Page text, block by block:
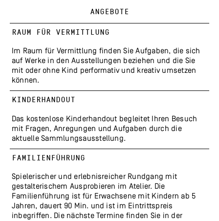
ANGEBOTE
RAUM FÜR VERMITTLUNG
Im Raum für Vermittlung finden Sie Aufgaben, die sich
auf Werke in den Ausstellungen beziehen und die Sie
mit oder ohne Kind performativ und kreativ umsetzen
können.
KINDERHANDOUT
Das kostenlose Kinderhandout begleitet Ihren Besuch
mit Fragen, Anregungen und Aufgaben durch die
aktuelle Sammlungsausstellung.
FAMILIENFÜHRUNG
Spielerischer und erlebnisreicher Rundgang mit
gestalterischem Ausprobieren im Atelier. Die
Familienführung ist für Erwachsene mit Kindern ab 5
Jahren, dauert 90 Min. und ist im Eintrittspreis
inbegriffen. Die nächste Termine finden Sie in der